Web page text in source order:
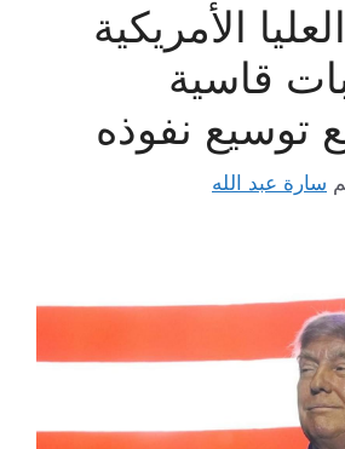
الأمريكية
قاسية
توسيع نفوذه
سارة عبد الله